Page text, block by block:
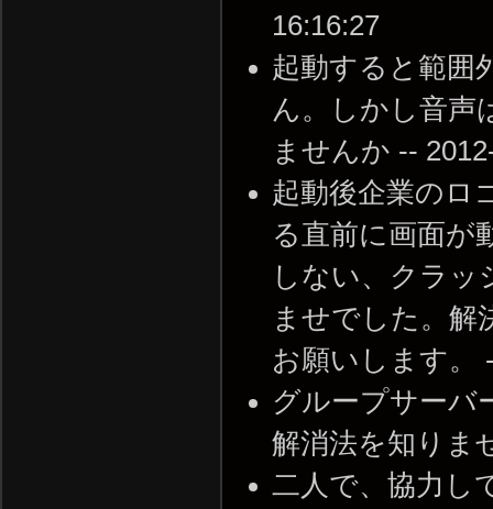
16:16:27
起動すると範
ん。しかし音声
ませんか --
起動後企業のロ
る直前に画面が
しない、クラ
ませでした。解
お願いします。
グループサーバ
解消法を知りま
二人で、協力し